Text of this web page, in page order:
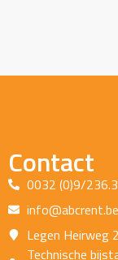
Contact
0032 (0)9/
info@abcrent.be
Legen Heirweg
Technische